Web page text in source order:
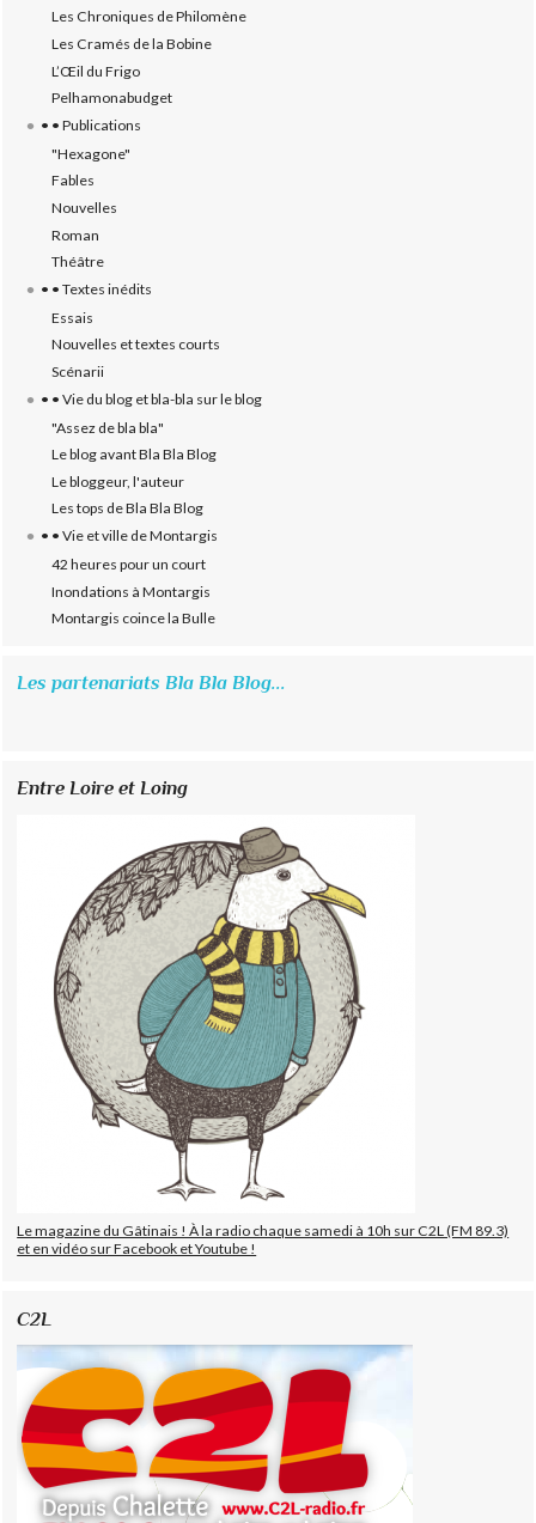
Les Chroniques de Philomène
Les Cramés de la Bobine
L’‎Œil du Frigo
Pelhamonabudget
• • Publications
"Hexagone"
Fables
Nouvelles
Roman
Théâtre
• • Textes inédits
Essais
Nouvelles et textes courts
Scénarii
• • Vie du blog et bla-bla sur le blog
"Assez de bla bla"
Le blog avant Bla Bla Blog
Le bloggeur, l'auteur
Les tops de Bla Bla Blog
• • Vie et ville de Montargis
42 heures pour un court
Inondations à Montargis
Montargis coince la Bulle
Les partenariats Bla Bla Blog...
Entre Loire et Loing
Le magazine du Gâtinais ! À la radio chaque samedi à 10h sur C2L (FM 89.3)
et en vidéo sur Facebook et Youtube !
C2L